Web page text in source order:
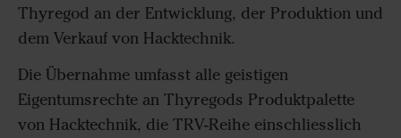
Thyregod an der Entwicklung, der Produktion und
dem Verkauf von Hacktechnik.
Die Übernahme umfasst alle geistigen
Eigentumsrechte an Thyregods Produktpalette
von Hacktechnik, die TRV-Reihe einschliesslich